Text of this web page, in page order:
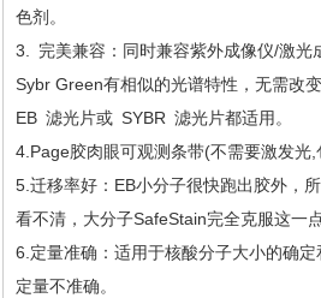
色剂。
3. 完美兼容：同时兼容紫外成像仪/激光
Sybr Green有相似的光谱特性，无需改
EB 滤光片或 SYBR 滤光片都适用。
4.Page胶肉眼可观测条带(不需要激发光,
5.迁移率好：EB小分子很快跑出胶外，
看不清，大分子SafeStain完全克服这一点
6.定量准确：适用于核酸分子大小的确
定量不准确。